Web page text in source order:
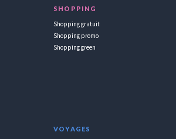
SHOPPING
Shopping gratuit
Shopping promo
Shopping green
VOYAGES